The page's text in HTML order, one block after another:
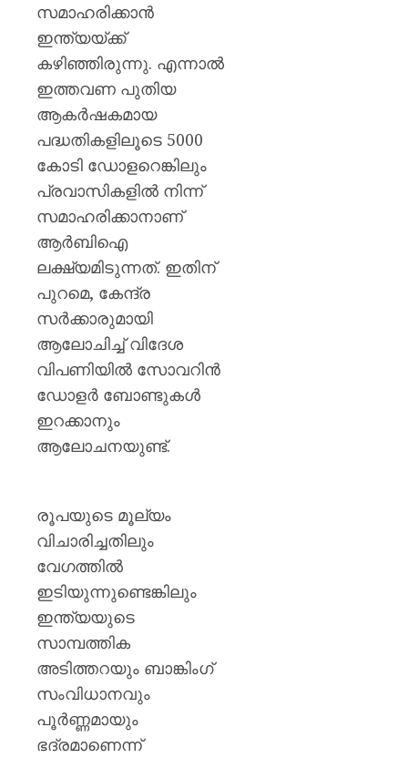
സമാഹരിക്കാൻ
ഇന്ത്യയ്ക്ക്
കഴിഞ്ഞിരുന്നു. എന്നാൽ
ഇത്തവണ പുതിയ
ആകർഷകമായ
പദ്ധതികളിലൂടെ 5000
കോടി ഡോളറെങ്കിലും
പ്രവാസികളിൽ നിന്ന്
സമാഹരിക്കാനാണ്
ആർബിഐ
ലക്ഷ്യമിടുന്നത്. ഇതിന്
പുറമെ, കേന്ദ്ര
സർക്കാരുമായി
ആലോചിച്ച് വിദേശ
വിപണിയിൽ സോവറിൻ
ഡോളർ ബോണ്ടുകൾ
ഇറക്കാനും
ആലോചനയുണ്ട്.
രൂപയുടെ മൂല്യം
വിചാരിച്ചതിലും
വേഗത്തിൽ
ഇടിയുന്നുണ്ടെങ്കിലും
ഇന്ത്യയുടെ
സാമ്പത്തിക
അടിത്തറയും ബാങ്കിംഗ്
സംവിധാനവും
പൂർണ്ണമായും
ഭദ്രമാണെന്ന്